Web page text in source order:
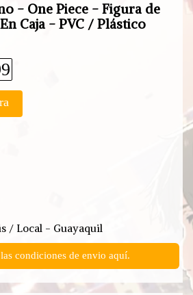
- One Piece - Figura de
Caja - PVC / Plástico
/ Local - Guayaquil
condiciones de envio aquí.